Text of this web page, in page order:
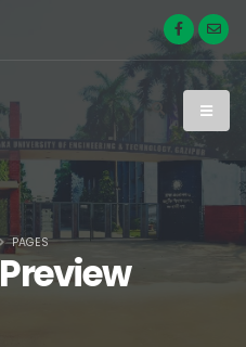
Preview
PAGES